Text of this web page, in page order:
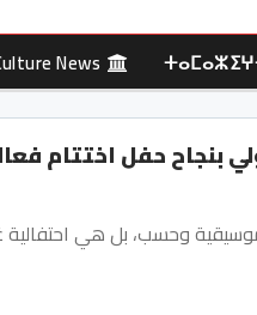
News
بنجاح حفل اختتام
وحسب، بل هي